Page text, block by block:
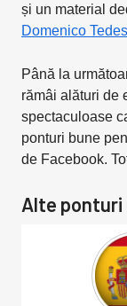
și un material
Domenico
Până la
rămâi alături de
spectaculoase
ponturi bune
de Facebook.
Alte ponturi